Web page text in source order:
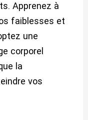
Apprenez à
faiblesses et
une
corporel
la
vos